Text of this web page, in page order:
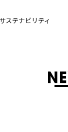
サステナビリティ